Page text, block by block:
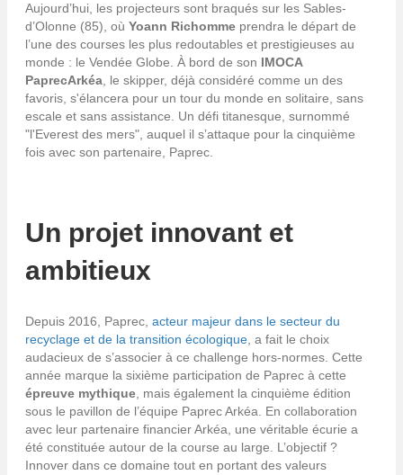
Aujourd’hui, les projecteurs sont braqués sur les Sables-
d’Olonne (85), où Yoann Richomme prendra le départ de
l’une des courses les plus redoutables et prestigieuses au
monde : le Vendée Globe. À bord de son IMOCA
PaprecArkéa, le skipper, déjà considéré comme un des
favoris, s'élancera pour un tour du monde en solitaire, sans
escale et sans assistance. Un défi titanesque, surnommé
"l'Everest des mers", auquel il s’attaque pour la cinquième
fois avec son partenaire, Paprec.
Un projet innovant et
ambitieux
Depuis 2016, Paprec, acteur majeur dans le secteur du
recyclage et de la transition écologique , a fait le choix
audacieux de s’associer à ce challenge hors-normes. Cette
année marque la sixième participation de Paprec à cette
épreuve mythique , mais également la cinquième édition
sous le pavillon de l’équipe Paprec Arkéa. En collaboration
avec leur partenaire financier Arkéa, une véritable écurie a
été constituée autour de la course au large. L’objectif ?
Innover dans ce domaine tout en portant des valeurs